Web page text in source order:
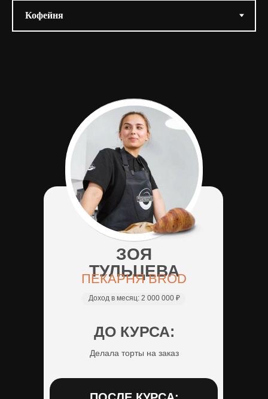
ЗОЯ
ТУЛЬЦЕВА
Доход в месяц: 2 000 000 ₽
ДО КУРСА:
Делала торты на заказ
ПЕКАРНЯ BROD